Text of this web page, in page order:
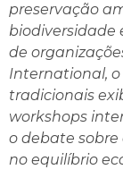
preservação
biodiversidade
de
International,
tradicionais
workshops
o debate sobre
no equilíbrio